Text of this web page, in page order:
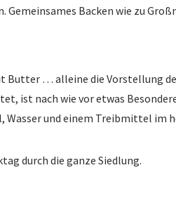
Backen wie zu
Butter … alleine die Vorstellung
ist nach wie vor etwas
Wasser und einem Treibmittel
durch die ganze Siedlung.